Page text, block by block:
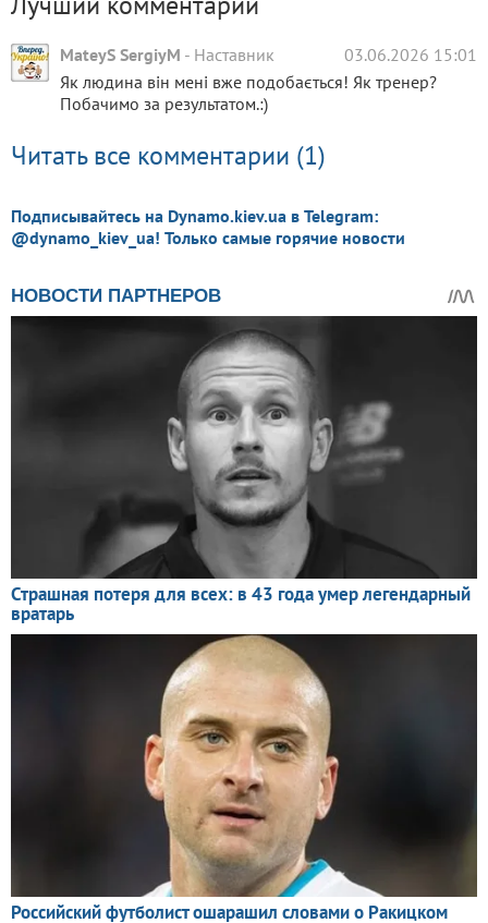
MateyS SergiyM - Наставник
03.06.2026 15:01
Як людина він мені вже подобається! Як тренер?
Побачимо за результатом.:)
Читать все комментарии (1)
Подписывайтесь на Dynamo.kiev.ua в Telegram:
@dynamo_kiev_ua! Только самые горячие новости